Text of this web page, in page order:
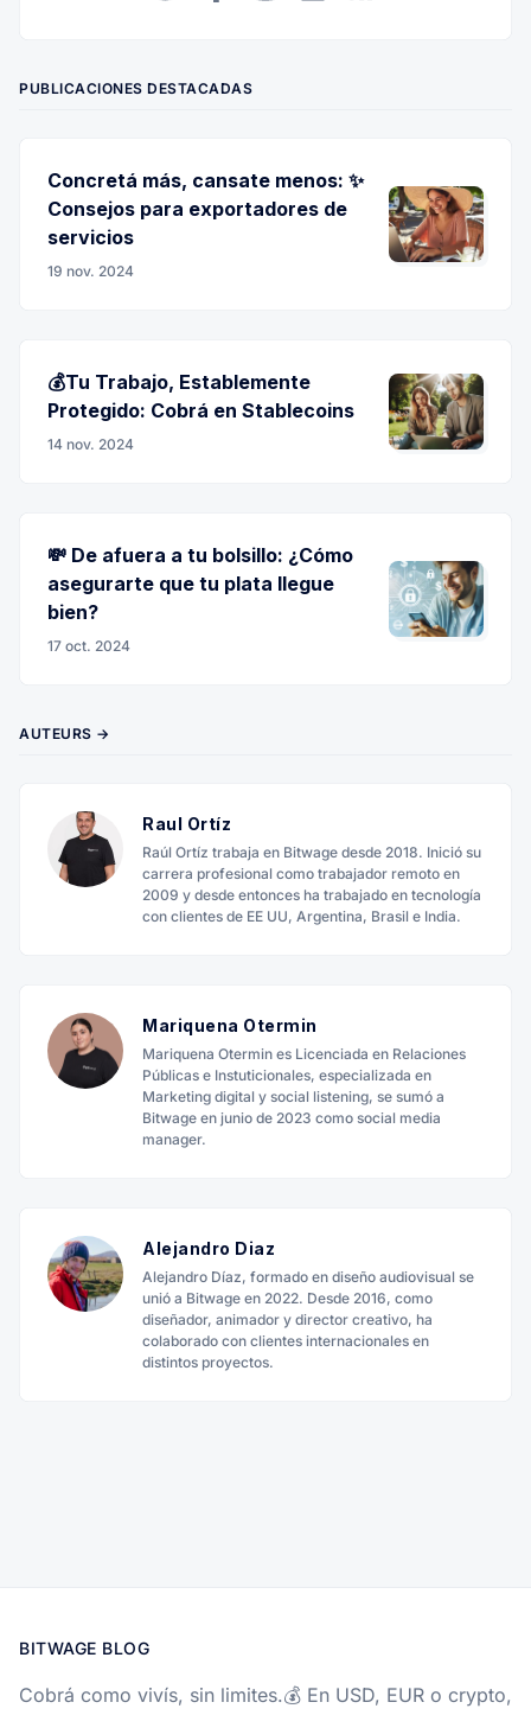
PUBLICACIONES DESTACADAS
Concretá más, cansate menos: ✨
Consejos para exportadores de
servicios
19 nov. 2024
💰Tu Trabajo, Establemente
Protegido: Cobrá en Stablecoins
14 nov. 2024
💸 De afuera a tu bolsillo: ¿Cómo
asegurarte que tu plata llegue
bien?
17 oct. 2024
AUTEURS →
Raul Ortíz
Raúl Ortíz trabaja en Bitwage desde 2018. Inició su
carrera profesional como trabajador remoto en
2009 y desde entonces ha trabajado en tecnología
con clientes de EE UU, Argentina, Brasil e India.
Mariquena Otermin
Mariquena Otermin es Licenciada en Relaciones
Públicas e Instuticionales, especializada en
Marketing digital y social listening, se sumó a
Bitwage en junio de 2023 como social media
manager.
Alejandro Diaz
Alejandro Díaz, formado en diseño audiovisual se
unió a Bitwage en 2022. Desde 2016, como
diseñador, animador y director creativo, ha
colaborado con clientes internacionales en
distintos proyectos.
BITWAGE BLOG
Cobrá como vivís, sin limites.💰 En USD, EUR o crypto,